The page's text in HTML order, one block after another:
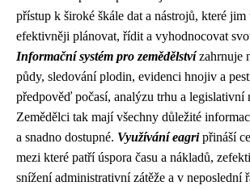
přístup k široké škále dat a nástrojů, které
efektivněji plánovat, řídit a vyhodnocovat
Informační systém pro zemědělstvízahrnuje
půdy, sledování plodin, evidenci hnojiv a
předpověď počasí, analýzu trhu a legislativní
Zemědělci tak mají všechny důležité
a snadno dostupné. Využívání eagripřináší
mezi které patří úspora času a nákladů,
snížení administrativní zátěže a v neposlední